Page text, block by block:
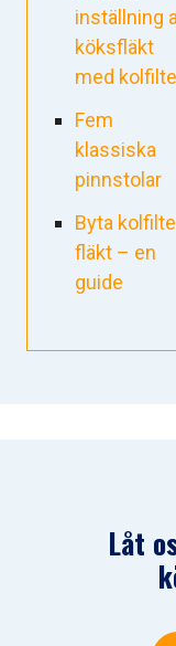
inställning
köksfläkt
med
Fem
klassiska
pinnstolar
Byta
fläkt – en
guide
Låt